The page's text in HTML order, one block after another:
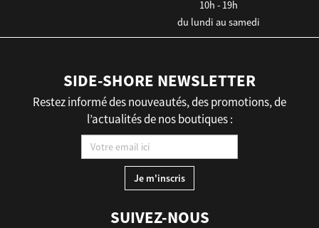
10h - 19h
du lundi au samedi
SIDE-SHORE NEWSLETTER
Restez informé des nouveautés, des promotions, de
l’actualités de nos boutiques :
SUIVEZ-NOUS